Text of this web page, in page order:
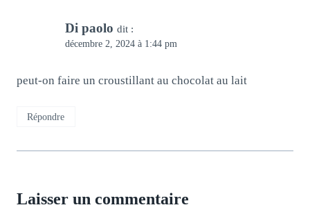
Di paolo dit :
décembre 2, 2024 à 1:44 pm
peut-on faire un croustillant au chocolat au lait
Répondre
Laisser un commentaire